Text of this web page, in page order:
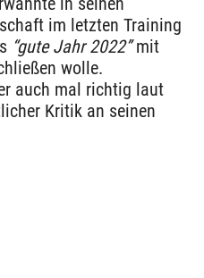
im letzten Training
“gute Jahr 2022”mit
wolle.
auch mal richtig laut
Kritik an seinen